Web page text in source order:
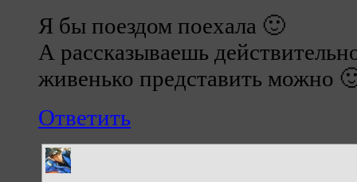
Я бы поездом поехала 🙂
А рассказываешь
живенько представить можно
Ответить